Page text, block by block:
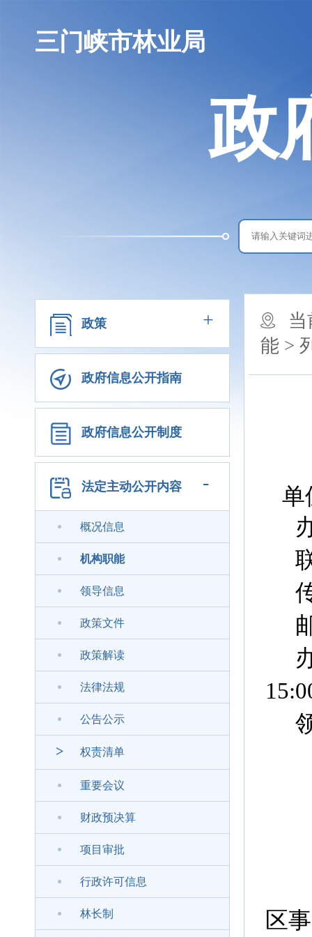
三门峡市林业局
政
政策 +
政府信息公开指南
政府信息公开制度
法定主动公开内容 -
概况信息
机构职能
领导信息
政策文件
政策解读
法律法规
公告公示
> 权责清单
重要会议
财政预决算
项目审批
行政许可信息
林长制
能 >
单
区